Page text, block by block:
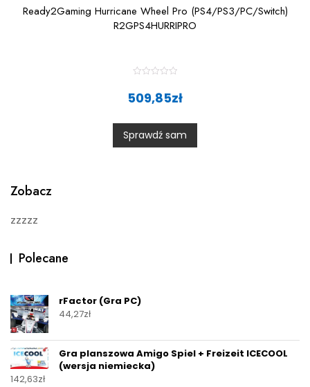
Ready2Gaming Hurricane Wheel Pro (PS4/PS3/PC/Switch)
R2GPS4HURRIPRO
t
0
o
u
t
509,85zł
Sprawdź sam
Zobacz
zzzzz
Polecane
rFactor (Gra PC)
44,27zł
Gra planszowa Amigo Spiel + Freizeit ICECOOL
(wersja niemiecka)
142,63zł